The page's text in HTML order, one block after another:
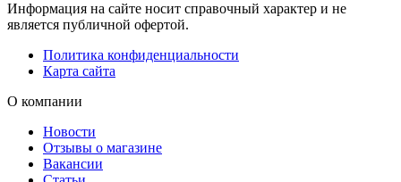
Информация на сайте носит справочный характер и не
является публичной офертой.
Политика конфиденциальности
Карта сайта
О компании
Новости
Отзывы о магазине
Вакансии